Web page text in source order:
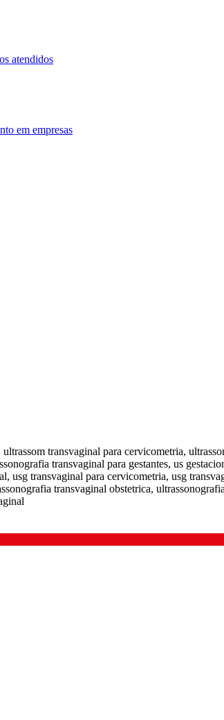
atendidos
em empresas
transvaginal para cervicometria,
transvaginal para gestantes, us
transvaginal para cervicometria, usg
transvaginal obstetrica,